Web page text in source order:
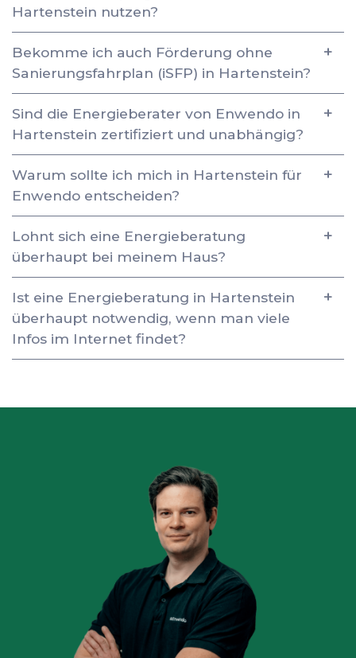
Hartenstein nutzen?
Bekomme ich auch Förderung ohne
Sanierungsfahrplan (iSFP) in Hartenstein?
Sind die Energieberater von Enwendo in
Hartenstein zertifiziert und unabhängig?
Warum sollte ich mich in Hartenstein für
Enwendo entscheiden?
Lohnt sich eine Energieberatung
überhaupt bei meinem Haus?
Ist eine Energieberatung in Hartenstein
überhaupt notwendig, wenn man viele
Infos im Internet findet?